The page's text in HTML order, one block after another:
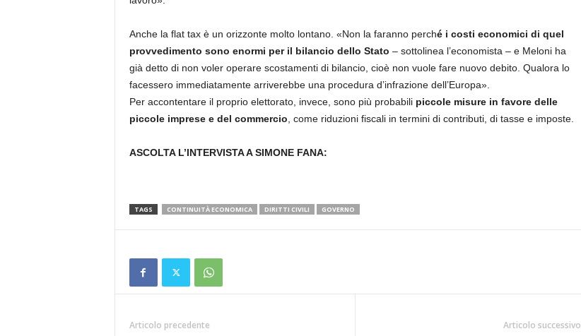
Anche la flat tax è un orizzonte molto lontano. «Non la faranno perché i costi economici di quel
provvedimento sono enormi per il bilancio dello Stato – sottolinea l’economista – e Meloni ha
già detto di non voler operare scostamenti di bilancio, cioè non vuole fare nuovo debito. Qualora lo
facessero immediatamente arriverebbe una procedura d’infrazione dell’Europa».
Per accontentare il proprio elettorato, invece, sono più probabili piccole misure in favore delle
piccole imprese e del commercio , come riduzioni fiscali in termini di contributi, di tasse e imposte.
ASCOLTA L’INTERVISTA A SIMONE FANA:
TAGS CONTINUITÀ ECONOMICA DIRITTI CIVILI GOVERNO
Articolo precedente Articolo successivo